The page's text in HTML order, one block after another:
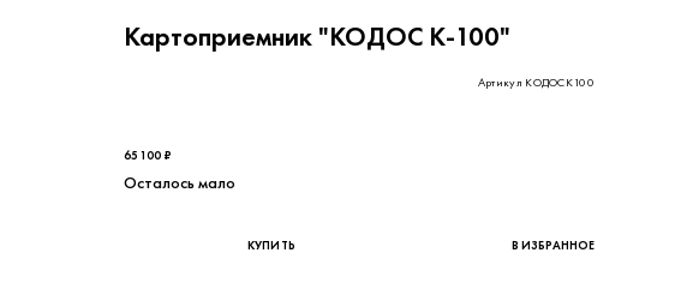
Картоприемник "КОДОС К-100"
Артикул КОДОСК100
53 360,66 ₽ - цена без НДС
65 100 ₽